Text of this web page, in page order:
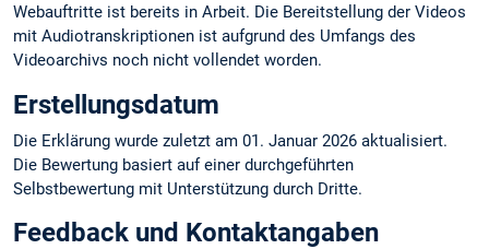
Webauftritte ist bereits in Arbeit. Die Bereitstellung der Videos
mit Audiotranskriptionen ist aufgrund des Umfangs des
Videoarchivs noch nicht vollendet worden.
Erstellungsdatum
Die Erklärung wurde zuletzt am 01. Januar 2026 aktualisiert.
Die Bewertung basiert auf einer durchgeführten
Selbstbewertung mit Unterstützung durch Dritte.
Feedback und Kontaktangaben